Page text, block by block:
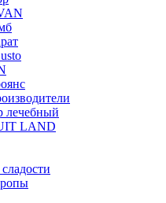
лечебный
LAND